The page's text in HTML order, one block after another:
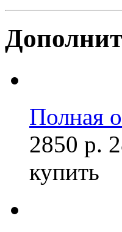
Полная
2850 р.
купить